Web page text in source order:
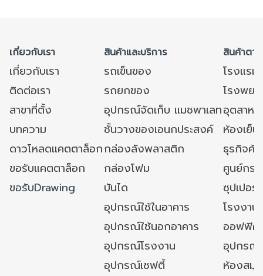
เกี่ยวกับเรา สินค้าและบริการ สินค้าตา
เกี่ยวกับเรา รถเข็นของ
โรงแร
ติดต่อเรา
รถยกของ
โรงพย
สาขาที่ตั้ง
อุปกรณ์จัดเก็บ แมชพาเลทอุตสาหก
บทความ
ชั้นวางของเอนกประสงค์
ห้องเย็
ดาวโหลดแคตตาล็อกกล่องลังพลาสติก
ธุรกิจค้
ขอรับแคตตาล็อก
กล่องโฟม
ศูนย์กร
ขอรับDrawing
บันได
ซุปเปอ
อุปกรณ์ใช้ในอาคาร
โรงงา
อุปกรณ์ใช้นอกอาคาร
ออฟฟิศ/
อุปกรณ์โรงงาน
อุปกรณ์
อุปกรณ์เซฟตี้
ห้องสมุ